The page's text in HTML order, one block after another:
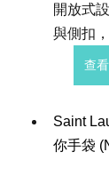
開放式
與側扣
查
Saint
你手袋